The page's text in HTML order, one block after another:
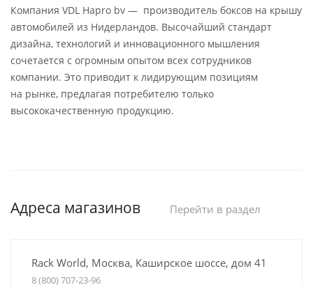
Компания VDL Hapro bv — производитель боксов на крышу
автомобилей из Нидерландов. Высочайший стандарт
дизайна, технологий и инновационного мышления
сочетается с огромным опытом всех сотрудников
компании. Это приводит к лидирующим позициям
на рынке, предлагая потребителю только
высококачественную продукцию.
Адреса магазинов Перейти в раздел
Rack World, Москва, Каширское шоссе, дом 41
8 (800) 707-23-96